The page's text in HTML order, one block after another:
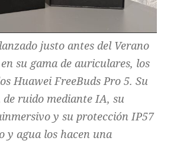
justo antes del Verano
su gama de auriculares, los
Huawei FreeBuds Pro 5. Su
de ruido mediante IA, su
y su protección IP57
y agua los hacen una